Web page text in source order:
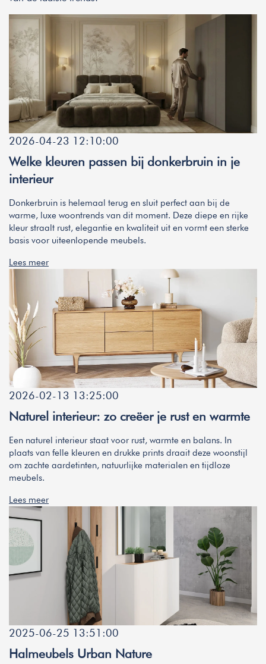
2026-04-23 12:10:00
Welke kleuren passen bij donkerbruin in je
interieur
Donkerbruin is helemaal terug en sluit perfect aan bij de
warme, luxe woontrends van dit moment. Deze diepe en rijke
kleur straalt rust, elegantie en kwaliteit uit en vormt een sterke
basis voor uiteenlopende meubels.
Lees meer
2026-02-13 13:25:00
Naturel interieur: zo creëer je rust en warmte
Een naturel interieur staat voor rust, warmte en balans. In
plaats van felle kleuren en drukke prints draait deze woonstijl
om zachte aardetinten, natuurlijke materialen en tijdloze
meubels.
Lees meer
2025-06-25 13:51:00
Halmeubels Urban Nature